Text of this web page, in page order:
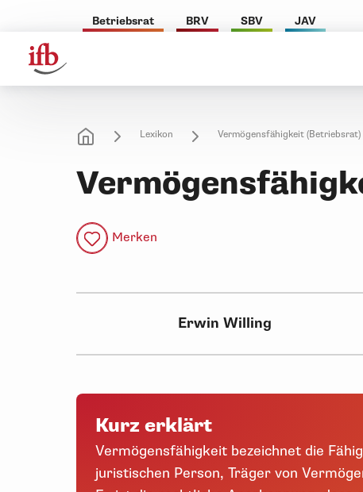
Betriebsrat BRV SBV JAV
Lexikon Vermögensfähigkeit (Betriebsrat)
Merken
Erwin Willing
Kurz erklärt
Vermögensfähigkeit bezeichnet die
juristischen Person, Träger von